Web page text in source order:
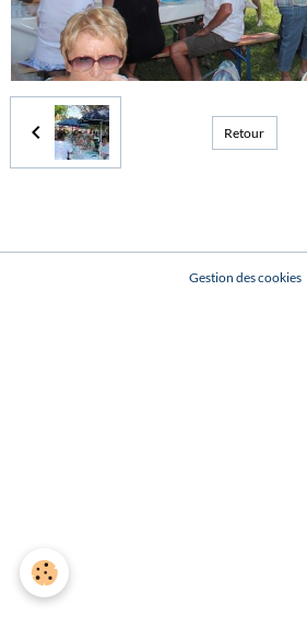
Retour
Gestion des cookies